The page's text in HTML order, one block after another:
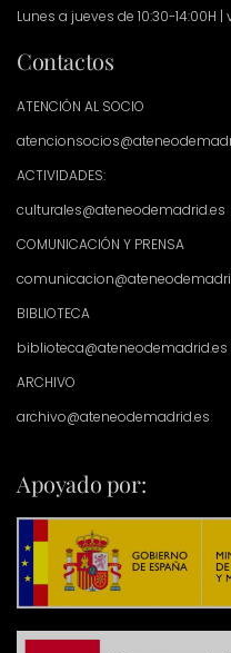
Lunes a jueves de 10:30-14:00H |
Contactos
ATENCIÓN AL SOCIO
ACTIVIDADES:
culturales@ateneodemadrid.es
COMUNICACIÓN Y PRENSA
BIBLIOTECA
biblioteca@ateneodemadrid.es
ARCHIVO
archivo@ateneodemadrid.es
Apoyado por: